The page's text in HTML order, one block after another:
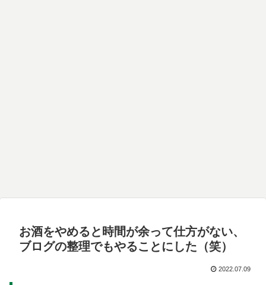
お酒をやめると時間が余って仕方がない、
ブログの整理でもやることにした（笑）
2022.07.09